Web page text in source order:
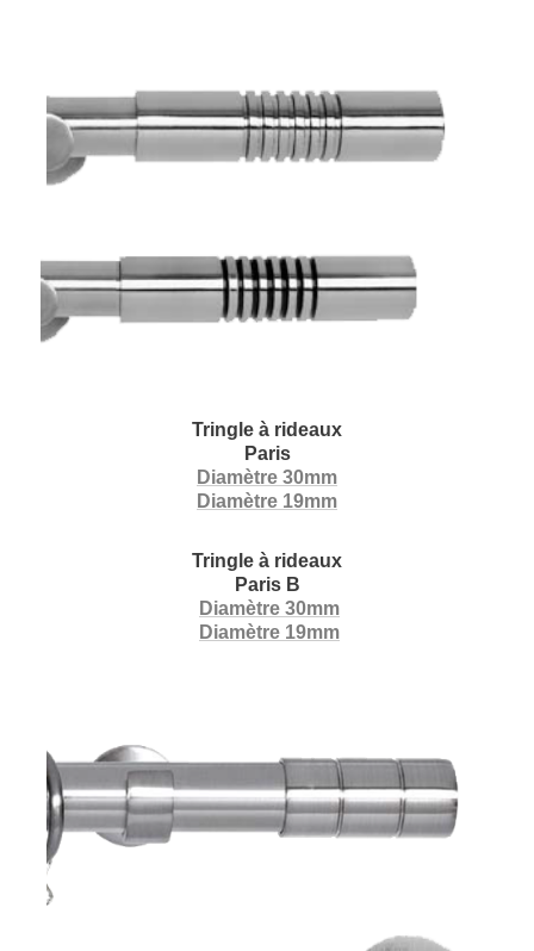
Tringle à rideaux
Paris
Diamètre 30mm
Diamètre 19mm
Tringle à rideaux
Paris B
Diamètre 30mm
Diamètre 19mm